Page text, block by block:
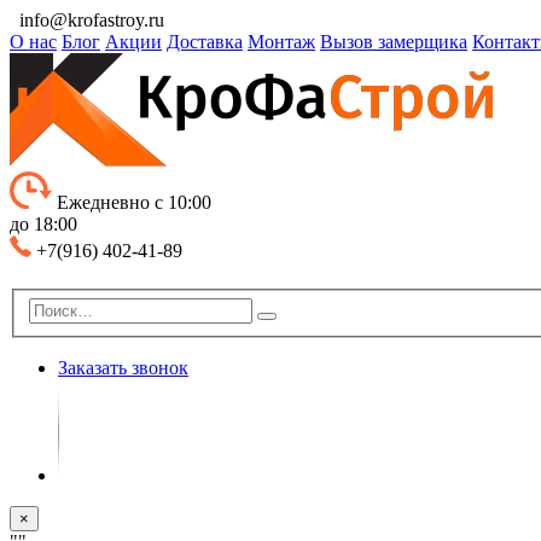
info@krofastroy.ru
О нас Блог Акции Доставка Монтаж Вызов замерщика
Ежедневно с 10:00
до 18:00
+7(916) 402-41-89
Заказать звонок
×